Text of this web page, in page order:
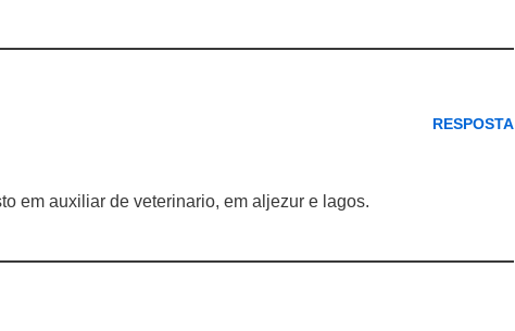
RESPOSTA
em auxiliar de veterinario, em aljezur e lagos.